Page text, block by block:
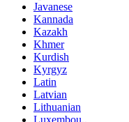
Javanese
Kannada
Kazakh
Khmer
Kurdish
Kyrgyz
Latin
Latvian
Lithuanian